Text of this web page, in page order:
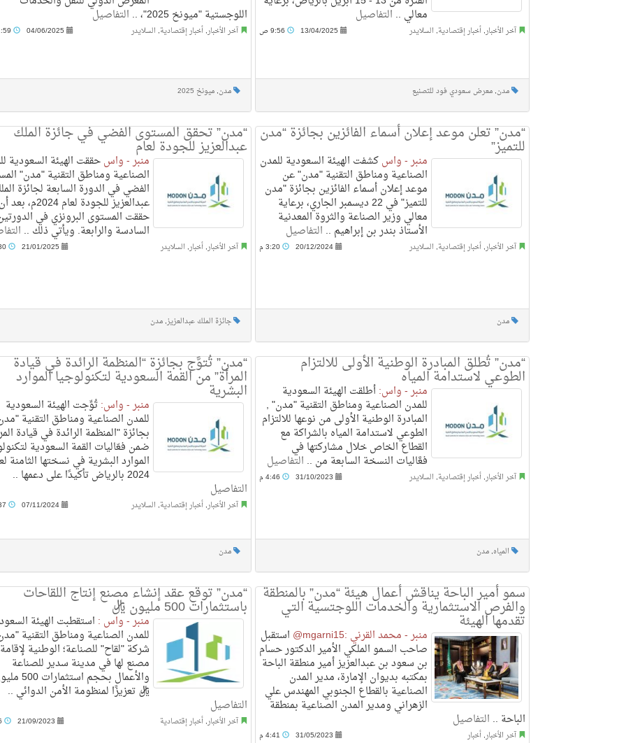
اللوجستية "ميونخ 2025"، .. التفاصيل
آخر الأخبار,أخبار إقتصادية, السلايدر 04/06/2025
مدن,ميونخ 2025
معالي .. التفاصيل
آخر الأخبار,أخبار إقتصادية, السلايدر 13/04/2025
مدن,معرض سعودي فود للتصنيع
“مدن” تحقق المستوى الفضي في جائزة الملك
عبدالعزيز للجودة لعام
منبر - واسحققت الهيئة السعودية
الصناعية ومناطق التقنية "مدن"
الفضي في الدورة السابعة لجائزة
عبدالعزيز للجودة لعام 2024م، بعد أن
حققت المستوى البرونزي في
السادسة والرابعة. ويأتي ذلك ..
آخر الأخبار,أخبار, السلايدر 21/01/2025 12:30 م
جائزة الملك عبدالعزيز,مدن
“مدن” تعلن موعد إعلان أسماء الفائزين بجائزة “مدن
للتميز”
منبر - واسكشفت الهيئة السعودية للمدن
الصناعية ومناطق التقنية "مدن" عن
موعد إعلان أسماء الفائزين بجائزة "مدن
للتميز" في 22 ديسمبر الجاري، برعاية
معالي وزير الصناعة والثروة المعدنية
الأستاذ بندر بن إبراهيم .. التفاصيل
آخر الأخبار,أخبار إقتصادية, السلايدر 20/12/2024 3:20 م
مدن
“مدن” تُتوَّج بجائزة “المنظمة الرائدة في قيادة
المرأة” من القمة السعودية لتكنولوجيا الموارد
البشرية
منبر - واس:تُوِّجت الهيئة السعودية
للمدن الصناعية ومناطق التقنية
بجائزة "المنظمة الرائدة في قيادة
ضمن فعّاليات القمة السعودية
الموارد البشرية في نسختها الثامنة
2024 بالرياض تأكيدًا على دعمها ..
التفاصيل
آخر الأخبار,أخبار إقتصادية, السلايدر 07/11/2024
مدن
“مدن” تُطلق المبادرة الوطنية الأولى للالتزام
الطوعي لاستدامة المياه
منبر - واس:أطلقت الهيئة السعودية
للمدن الصناعية ومناطق التقنية "مدن" ,
المبادرة الوطنية الأولى من نوعها للالتزام
الطوعي لاستدامة المياه بالشراكة مع
القطاع الخاص خلال مشاركتها في
فعَّاليات النسخة السابعة من .. التفاصيل
آخر الأخبار,أخبار إقتصادية, السلايدر 31/10/2023
المياه,مدن
“مدن” توقع عقد إنشاء مصنع إنتاج اللقاحات
باستثمارات 500 مليون ريال
منبر - واس : استقطبت الهيئة
للمدن الصناعية ومناطق التقنية
شركة "لقاح" للصناعة؛ الوطنية لإقامة
مصنع لها في مدينة سدير للصناعة
والأعمال بحجم
ريال تعزيزًا لمنظومة الأمن الدوائي ..
التفاصيل
آخر الأخبار,أخبار إقتصادية 21/09/2023
سمو أمير الباحة يناقش أعمال هيئة “مدن” بالمنطقة
والفرص الاستثمارية والخدمات اللوجتسية التي
تقدمها الهيئة
منبر - محمد القرني :mgarni15@ استقبل
صاحب السمو الملكي الأمير الدكتور حسام
بن سعود بن عبدالعزيز أمير منطقة الباحة
بمكتبه بديوان الإمارة، مدير المدن
الصناعية بالقطاع الجنوبي المهندس علي
الزهراني ومدير المدن الصناعية بمنطقة
الباحة .. التفاصيل
آخر الأخبار,أخبار 31/05/2023